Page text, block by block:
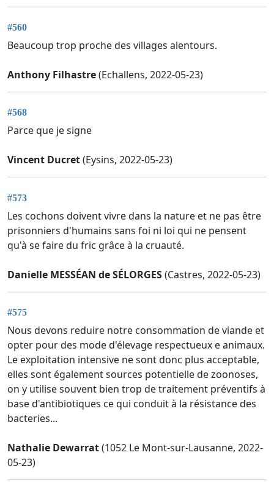
#560
Beaucoup trop proche des villages alentours.
Anthony Filhastre(Echallens, 2022-05-23)
#568
Parce que je signe
Vincent Ducret(Eysins, 2022-05-23)
#573
Les cochons doivent vivre dans la nature et ne pas être
prisonniers d'humains sans foi ni loi qui ne pensent
qu'à se faire du fric grâce à la cruauté.
Danielle MESSÉAN de SÉLORGES(Castres, 2022-05-23)
#575
Nous devons reduire notre consommation de viande et
opter pour des mode d'élevage respectueux e animaux.
Le exploitation intensive ne sont donc plus acceptable,
elles sont également sources potentielle de zoonoses,
on y utilise souvent bien trop de traitement préventifs à
base d'antibiotiques ce qui conduit à la résistance des
bacteries...
Nathalie Dewarrat(1052 Le Mont-sur-Lausanne, 2022-
05-23)